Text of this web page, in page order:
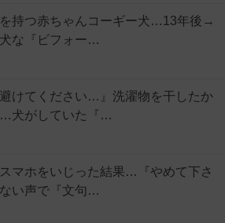
持つ赤ちゃんコーギー犬…13年後→
な『ビフォー…
けてください…』洗濯物を干したか
…犬がしていた『…
マホをいじった結果…『やめて下さ
い声で『文句…